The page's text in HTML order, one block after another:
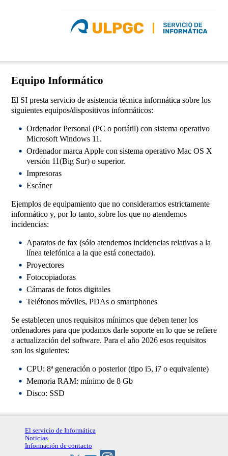
Equipo Informático
El SI presta servicio de asistencia técnica informática sobre los
siguientes equipos/dispositivos informáticos:
Ordenador Personal (PC o portátil) con sistema operativo
Microsoft Windows 11.
Ordenador marca Apple con sistema operativo Mac OS X
versión 11(Big Sur) o superior.
Impresoras
Escáner
Ejemplos de equipamiento que no consideramos estrictamente
informático y, por lo tanto, sobre los que no atendemos
incidencias:
Aparatos de fax (sólo atendemos incidencias relativas a la
línea telefónica a la que está conectado).
Proyectores
Fotocopiadoras
Cámaras de fotos digitales
Teléfonos móviles, PDAs o smartphones
Se establecen unos requisitos mínimos que deben tener los
ordenadores para que podamos darle soporte en lo que se refiere
a actualización del software. Para el año 2026 esos requisitos
son los siguientes:
CPU: 8ª generación o posterior (tipo i5, i7 o equivalente)
Memoria RAM: mínimo de 8 Gb
Disco: SSD
El servicio de Informática
Noticias
Información de contacto